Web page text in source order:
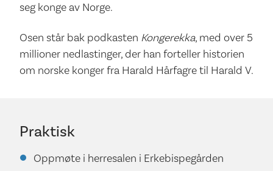
seg konge av Norge.
Osen står bak podkasten Kongerekka, med over 5
millioner nedlastinger, der han forteller historien
om norske konger fra Harald Hårfagre til Harald V.
Praktisk
Oppmøte i herresalen i Erkebispegården